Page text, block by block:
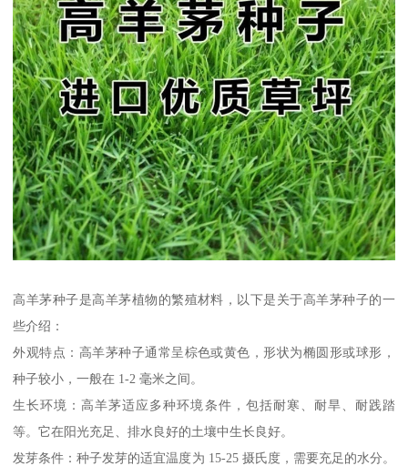
高羊茅种子是高羊茅植物的繁殖材料，以下是关于高羊茅种子的一
些介绍：
外观特点：高羊茅种子通常呈棕色或黄色，形状为椭圆形或球形，
种子较小，一般在 1-2 毫米之间。
生长环境：高羊茅适应多种环境条件，包括耐寒、耐旱、耐践踏
等。它在阳光充足、排水良好的土壤中生长良好。
发芽条件：种子发芽的适宜温度为 15-25 摄氏度，需要充足的水分。